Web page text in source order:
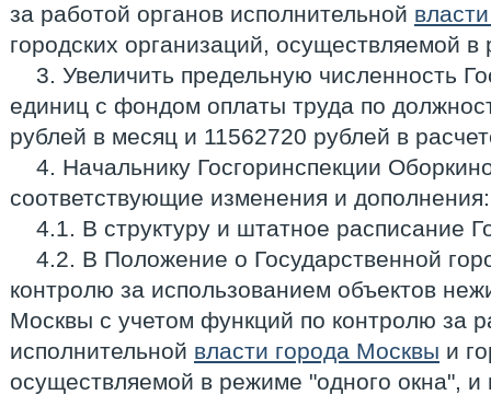
за работой органов исполнительной
городских организаций, осуществляемой
3. Увеличить предельную численность
единиц с фондом оплаты труда по
рублей в месяц и 11562720 рублей в
4. Начальнику Госгоринспекции
соответствующие изменения и дополнения:
4.1. В структуру и штатное расписание
4.2. В Положение о Государственной
контролю за использованием объектов
Москвы с учетом функций по контролю за
исполнительной власти города Москвы и
осуществляемой в режиме "одного окна", и